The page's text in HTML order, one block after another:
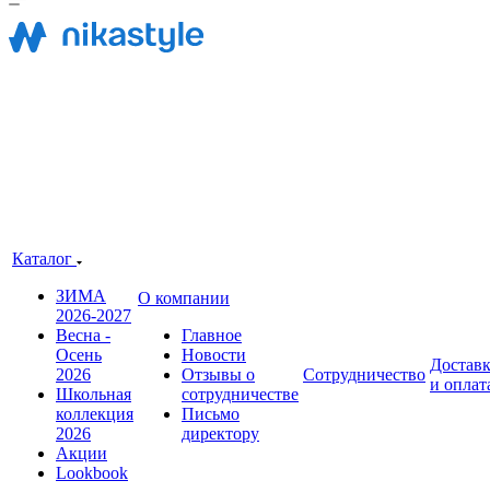
Каталог
ЗИМА
2026-2027
Весна -
Осень
2026
Школьная
коллекция
2026
Акции
Lookbook
О компании
Главное
Новости
Отзывы о
сотрудничестве
Письмо
директору
Сотрудничество
и